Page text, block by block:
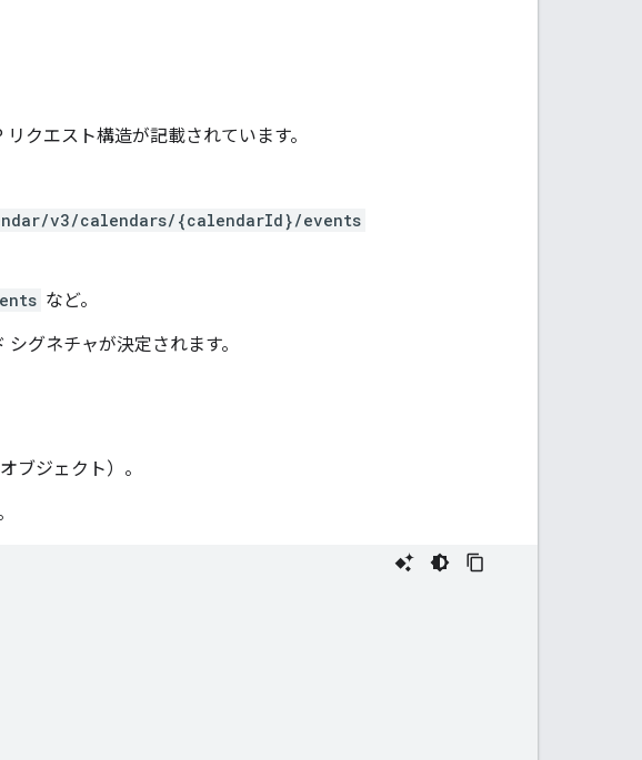
クエスト構造が記載されています。
v3/calendars/{calendarId}/events
など。
グネチャが決定されます。
ブジェクト）。